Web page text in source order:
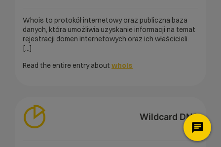
Whois to protokół internetowy oraz publiczna baza
danych, która umożliwia uzyskanie informacji na temat
rejestracji domen internetowych oraz ich właścicieli.
[...]
Read the entire entry about whois
Wildcard DNS